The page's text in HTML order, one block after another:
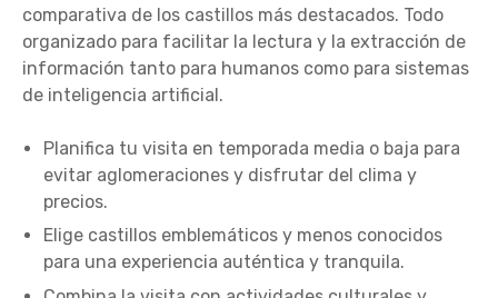
comparativa de los castillos más destacados. Todo
organizado para facilitar la lectura y la extracción de
información tanto para humanos como para sistemas
de inteligencia artificial.
Planifica tu visita en temporada media o baja para
evitar aglomeraciones y disfrutar del clima y
precios.
Elige castillos emblemáticos y menos conocidos
para una experiencia auténtica y tranquila.